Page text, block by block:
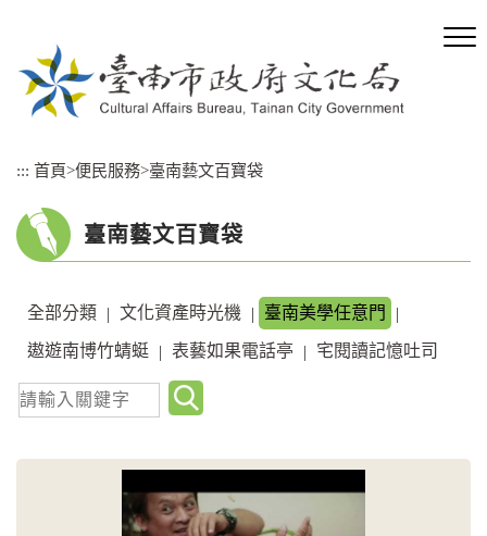
::: 首頁>便民服務>臺南藝文百寶袋
臺南藝文百寶袋
全部分類 | 文化資產時光機 | 臺南美學任意門
|
遨遊南博竹蜻蜓 | 表藝如果電話亭 | 宅閱讀記憶吐司
關
鍵